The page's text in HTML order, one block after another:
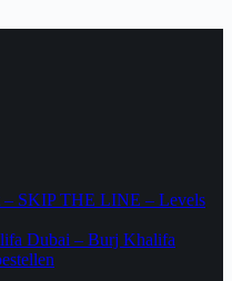
SKIP THE LINE – Levels
Dubai – Burj Khalifa